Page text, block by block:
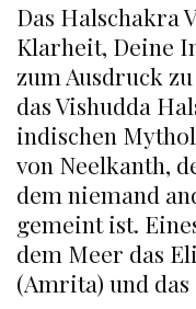
Das Halschakra
Klarheit, Deine
zum Ausdruck
das Vishudda
indischen
von Neelkanth,
dem niemand
gemeint ist.
dem Meer das
(Amrita) und